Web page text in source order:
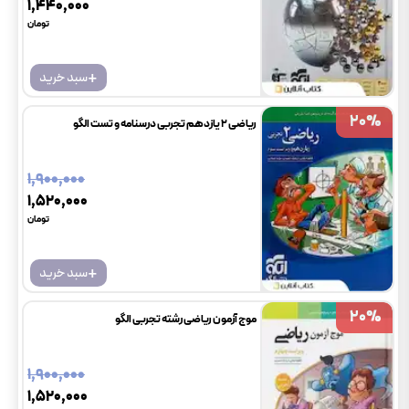
+سبد خرید
۱٬۴۴۰٬۰۰۰
تومان
ریاضی 2 یازدهم تجربی درسنامه و تست الگو
+سبد خرید
۱٬۹۰۰٬۰۰۰
۱٬۵۲۰٬۰۰۰
تومان
20%
20%
موج آزمون ریاضی رشته تجربی الگو
۱٬۹۰۰٬۰۰۰
۱٬۵۲۰٬۰۰۰
20%
20%